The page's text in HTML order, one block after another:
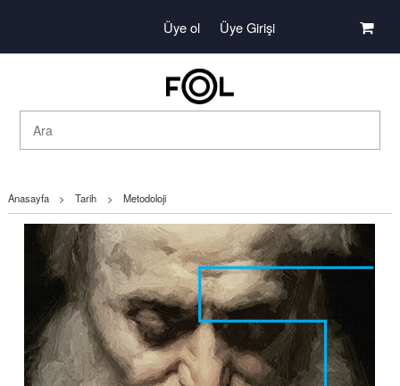
Üye ol Üye Girişi
Anasayfa > Tarih > Metodoloji